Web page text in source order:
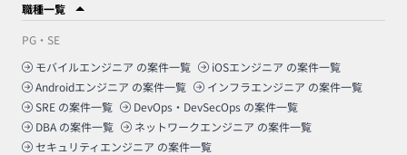
職種一覧
PG・SE
モバイルエンジニア の案件一覧 iOSエンジニア の案件一覧
Androidエンジニア の案件一覧 インフラエンジニア の案件一覧
SRE の案件一覧 DevOps・DevSecOps の案件一覧
DBA の案件一覧 ネットワークエンジニア の案件一覧
セキュリティエンジニア の案件一覧